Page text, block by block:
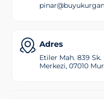
Etiler Mah. 839
Merkezi, 07010
Adres